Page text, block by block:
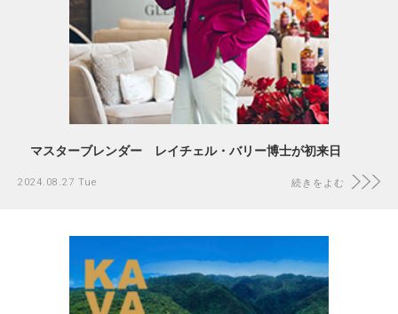
マスターブレンダー レイチェル・バリー博士が初来日
2024.08.27 Tue 続きをよむ